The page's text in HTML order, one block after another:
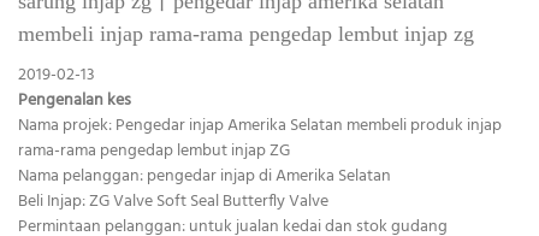
membeli injap rama-rama pengedap lembut injap zg
2019-02-13
Pengenalan kes
Nama projek: Pengedar injap Amerika Selatan membeli produk injap
rama-rama pengedap lembut injap ZG
Nama pelanggan: pengedar injap di Amerika Selatan
Beli Injap: ZG Valve Soft Seal Butterfly Valve
Permintaan pelanggan: untuk jualan kedai dan stok gudang